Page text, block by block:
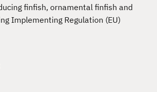
finfish, ornamental finfish and
Implementing Regulation (EU)